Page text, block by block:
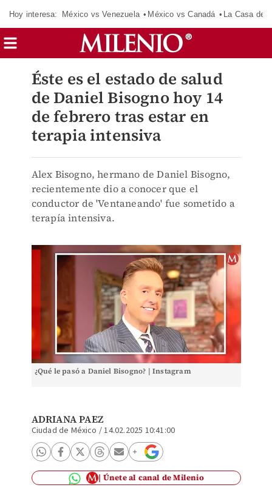
Hoy interesa: México vs Venezuela México vs Canadá La Casa de
Éste es el estado de salud
de Daniel Bisogno hoy 14
de febrero tras estar en
terapia intensiva
Alex Bisogno, hermano de Daniel Bisogno,
recientemente dio a conocer que el
conductor de 'Ventaneando' fue sometido a
terapía intensiva.
¿Qué le pasó a Daniel Bisogno? | Instagram
ADRIANA PAEZ
Ciudad de México /14.02.2025 10:41:00
Únete al canal de Milenio